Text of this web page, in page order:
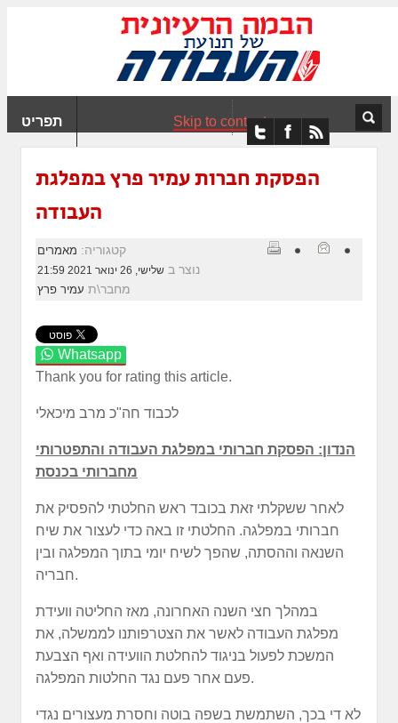
תפריט Skip to content
הפסקת חברות עמיר פרץ במפלגת
העבודה
קטגוריה: מאמרים
נוצר ב שלישי, 26 ינואר 2021 21:59
מחבר\ת עמיר פרץ
Whatsapp
Thank you for rating this article.
לכבוד חה"כ מרב מיכאלי
הנדון: הפסקת חברותי במפלגת העבודה והתפטרותי
מחברותי בכנסת
לאחר ששקלתי זאת בכובד ראש החלטתי להפסיק את
חברותי במפלגה. החלטתי זו באה כדי לעצור את שיח
השנאה וההסתה, שהפך לשיח יומי בתוך המפלגה ובין
חבריה.
במהלך חצי השנה האחרונה, מאז החליטה וועידת
מפלגת העבודה לאשר את הצטרפותנו לממשלה, את
המשכת לפעול בניגוד להחלטת הוועידה ואף הצבעת
פעם אחר פעם נגד החלטות המפלגה.
לא די בכך, השתמשת בשפה בוטה וחסרת מעצורים נגדי